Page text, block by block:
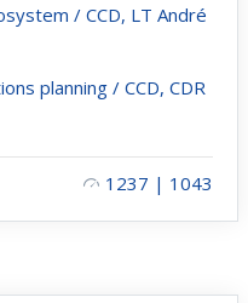
/ CCD, LT André
planning / CCD, CDR
1237 | 1043